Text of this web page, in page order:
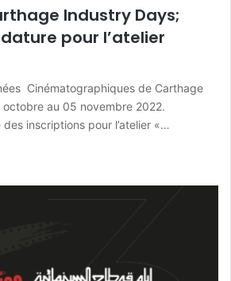
Industry Days;
pour l’atelier
Cinématographiques de Carthage
au 05 novembre 2022.
des inscriptions pour l’atelier «…